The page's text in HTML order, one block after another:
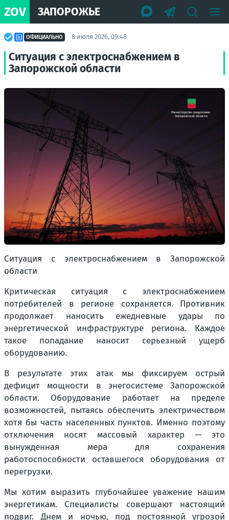
ZOV ЗАПОРОЖЬЕ
ОФИЦИАЛЬНО 8 июля 2026, 09:48
Ситуация с электроснабжением в
Запорожской области
Ситуация с электроснабжением в Запорожской
области
Критическая ситуация с электроснабжением
потребителей в регионе сохраняется. Противник
продолжает наносить ежедневные удары по
энергетической инфраструктуре региона. Каждое
такое попадание наносит серьезный ущерб
оборудованию.
В результате этих атак мы фиксируем острый
дефицит мощности в энегосистеме Запорожской
области. Оборудование работает на пределе
возможностей, пытаясь обеспечить электричеством
хотя бы часть населенных пунктов. Именно поэтому
отключения носят массовый характер — это
вынужденная мера для сохранения
работоспособности оставшегося оборудования от
перегрузки.
Мы хотим выразить глубочайшее уважение нашим
энергетикам. Специалисты совершают настоящий
подвиг. Днем и ночью, под постоянной угрозой